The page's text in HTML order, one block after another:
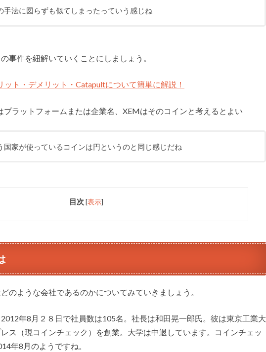
手法に図らずも似てしまったっていう感じね
事件を紐解いていくことにしましょう。
ト・デメリット・Catapultについて簡単に解説！
プラットフォームまたは企業名、XEMはそのコインと考えるとよい
国家が使っているコインは円というのと同じ感じだね
目次 [表示]
のような会社であるのかについてみていきましょう。
年8月２８日で社員数は105名。社長は和田晃一郎氏。彼は東京工業大
ス（現コインチェック）を創業。大学は中退しています。コインチェッ
年8月のようですね。